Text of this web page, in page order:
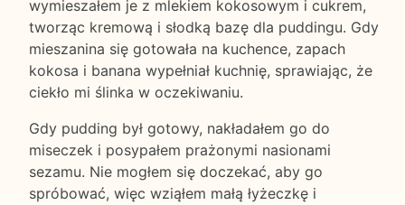
wymieszałem je z mlekiem kokosowym i cukrem,
tworząc kremową i słodką bazę dla puddingu. Gdy
mieszanina się gotowała na kuchence, zapach
kokosa i banana wypełniał kuchnię, sprawiając, że
ciekło mi ślinka w oczekiwaniu.
Gdy pudding był gotowy, nakładałem go do
miseczek i posypałem prażonymi nasionami
sezamu. Nie mogłem się doczekać, aby go
spróbować, więc wziąłem małą łyżeczkę i